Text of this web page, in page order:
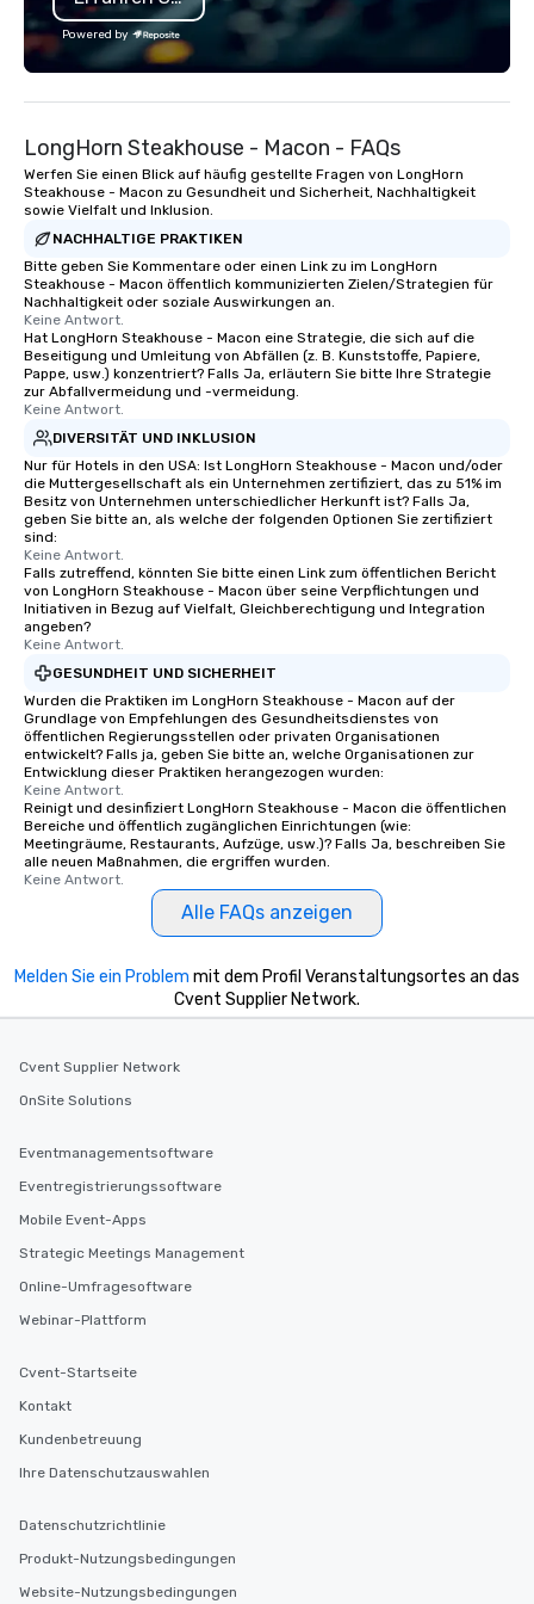
features modeled
majestic exhibit is
Georgia Aquarium
few options for you
exhibitors to entertain
Rooms (100 to 500
Aquarium Buyout
Website to share with
to access deep
creative edge of
Wolfgang Puck’s
inspire a unique
banquet setting. We ensure quality
and innovation in
We look forward to
help plan any
your Hotel /
let me know if you
or if you would like
Powered by
LongHorn Steakhouse - Macon - FAQs
Werfen Sie einen Blick auf häufig gestellte Fragen von LongHorn
Steakhouse - Macon zu Gesundheit und Sicherheit, Nachhaltigkeit
sowie Vielfalt und Inklusion.
NACHHALTIGE PRAKTIKEN
Bitte geben Sie Kommentare oder einen Link zu im LongHorn
Steakhouse - Macon öffentlich kommunizierten Zielen/Strategien für
Nachhaltigkeit oder soziale Auswirkungen an.
Keine Antwort.
Hat LongHorn Steakhouse - Macon eine Strategie, die sich auf die
Beseitigung und Umleitung von Abfällen (z. B. Kunststoffe, Papiere,
Pappe, usw.) konzentriert? Falls Ja, erläutern Sie bitte Ihre Strategie
zur Abfallvermeidung und -vermeidung.
Keine Antwort.
DIVERSITÄT UND INKLUSION
Nur für Hotels in den USA: Ist LongHorn Steakhouse - Macon und/oder
die Muttergesellschaft als ein Unternehmen zertifiziert, das zu 51% im
Besitz von Unternehmen unterschiedlicher Herkunft ist? Falls Ja,
geben Sie bitte an, als welche der folgenden Optionen Sie zertifiziert
sind:
Keine Antwort.
Falls zutreffend, könnten Sie bitte einen Link zum öffentlichen Bericht
von LongHorn Steakhouse - Macon über seine Verpflichtungen und
Initiativen in Bezug auf Vielfalt, Gleichberechtigung und Integration
angeben?
Keine Antwort.
GESUNDHEIT UND SICHERHEIT
Wurden die Praktiken im LongHorn Steakhouse - Macon auf der
Grundlage von Empfehlungen des Gesundheitsdienstes von
öffentlichen Regierungsstellen oder privaten Organisationen
entwickelt? Falls ja, geben Sie bitte an, welche Organisationen zur
Entwicklung dieser Praktiken herangezogen wurden:
Keine Antwort.
Reinigt und desinfiziert LongHorn Steakhouse - Macon die öffentlichen
Bereiche und öffentlich zugänglichen Einrichtungen (wie:
Meetingräume, Restaurants, Aufzüge, usw.)? Falls Ja, beschreiben Sie
alle neuen Maßnahmen, die ergriffen wurden.
Keine Antwort.
Alle FAQs anzeigen
Melden Sie ein Problem mit dem Profil Veranstaltungsortes an das
Cvent Supplier Network.
Cvent Supplier Network
OnSite Solutions
Eventmanagementsoftware
Eventregistrierungssoftware
Mobile Event-Apps
Strategic Meetings Management
Online-Umfragesoftware
Webinar-Plattform
Cvent-Startseite
Kontakt
Kundenbetreuung
Ihre Datenschutzauswahlen
Datenschutzrichtlinie
Produkt-Nutzungsbedingungen
Website-Nutzungsbedingungen